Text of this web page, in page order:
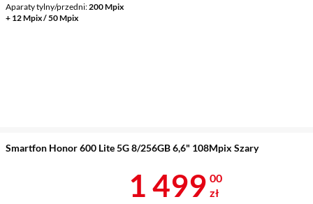
Aparaty tylny/przedni 200 Mpix
+ 12 Mpix / 50 Mpix
Smartfon Honor 600 Lite 5G 8/256GB 6,6" 108Mpix Szary
Cena 1 499 zł
1 499 00
zł